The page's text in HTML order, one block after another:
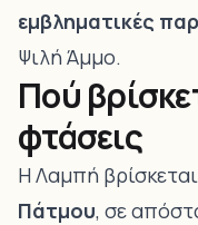
εμβληματικές
Ψιλή Άμμο.
Πού
φτάσεις
Η Λαμπή
Πάτμου, σε